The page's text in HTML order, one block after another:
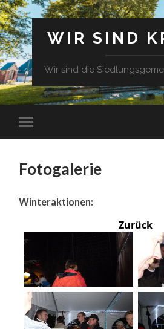
WIR SIND
Wir sind die
Fotogalerie
Winteraktionen:
Zurück